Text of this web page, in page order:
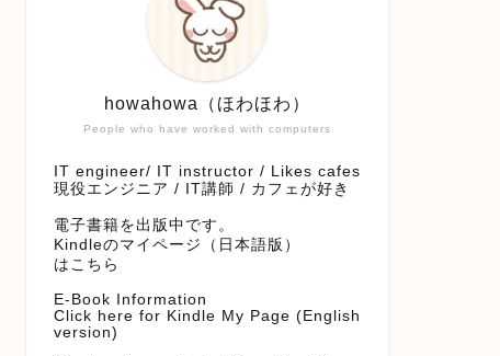
People who have worked with computers
howahowa（ほわほわ）
IT engineer/ IT instructor / Likes cafes
現役エンジニア / IT講師 / カフェが好き
電子書籍を出版中です。
Kindleのマイページ（日本語版）
はこちら
E-Book Information
Click here for Kindle My Page (English
version)